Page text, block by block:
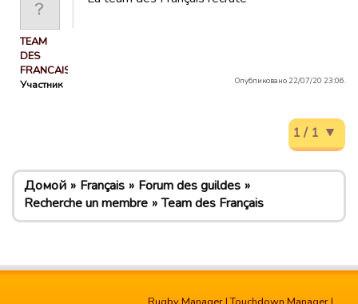
TEAM
DES
FRANCAIS
Участник
Опубликовано 22/07/20 23:06.
1 / 1
Домой Français
Forum des guildes
Recherche un membre
Team des Français